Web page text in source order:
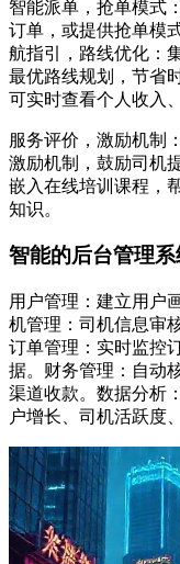
智能派单，抢单模式
订单，或提供抢单模
航指引，路线优化：
最优路线规划，节省
可实时查看个人收入
服务评价，激励机制
激励机制，鼓励司机
嵌入在线培训课程，
知识。
智能的后台管理系
用户管理：建立用户
机管理：司机信息审
订单管理：实时监控
据。财务管理：自动
渠道收款。数据分析
户增长、司机活跃度